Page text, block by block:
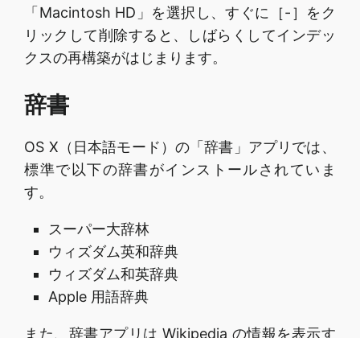
「Macintosh HD」を選択し、すぐに［-］をク
リックして削除すると、しばらくしてインデッ
クスの再構築がはじまります。
辞書
OS X（日本語モード）の「辞書」アプリでは、
標準で以下の辞書がインストールされていま
す。
スーパー大辞林
ウィズダム英和辞典
ウィズダム和英辞典
Apple 用語辞典
また、辞書アプリは Wikipedia の情報を表示す